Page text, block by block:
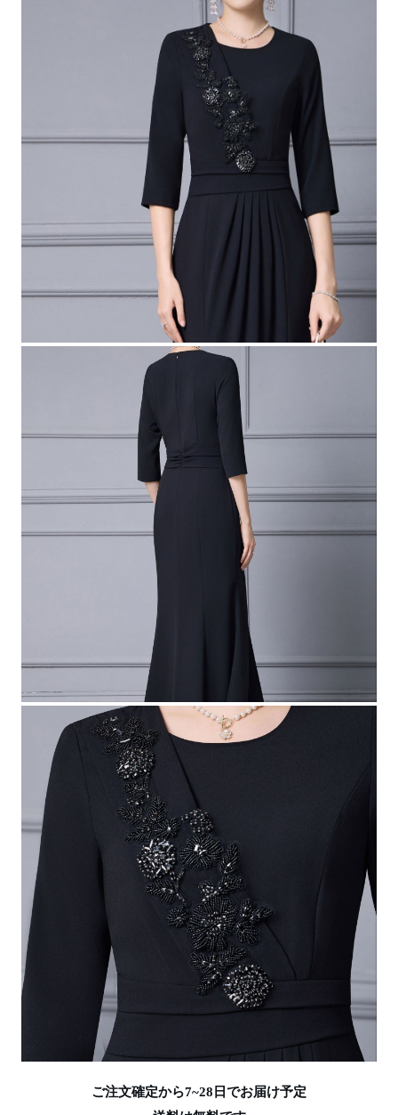
ご注文確定から7~28日でお届け予定